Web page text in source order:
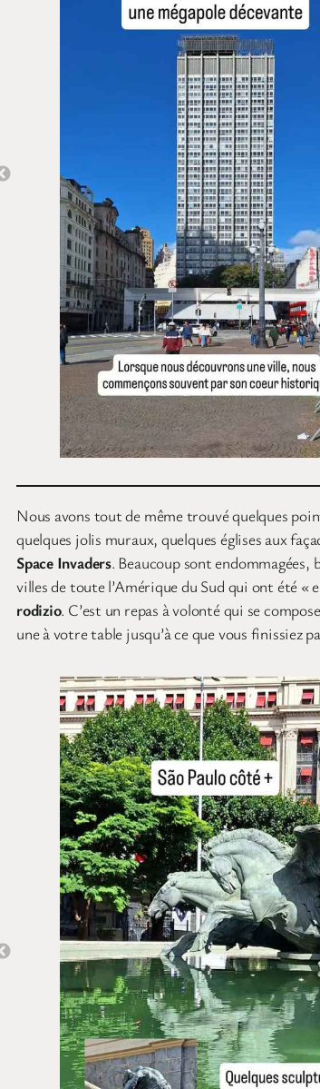
Nous avons tout de même trouvé quelques
quelques jolis muraux, quelques églises aux
Space Invaders. Beaucoup sont endommagées,
villes de toute l’Amérique du Sud qui ont été
rodizio. C’est un repas à volonté qui se
une à votre table jusqu’à ce que vous finissiez